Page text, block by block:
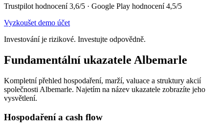
Trustpilot hodnocení 3,6/5 · Google Play hodnocení 4,5/5
Vyzkoušet demo účet
Investování je rizikové. Investujte odpovědně.
Fundamentální ukazatele Albemarle
Kompletní přehled hospodaření, marží, valuace a struktury akcií
společnosti Albemarle. Najetím na název ukazatele zobrazíte jeho
vysvětlení.
Hospodaření a cash flow